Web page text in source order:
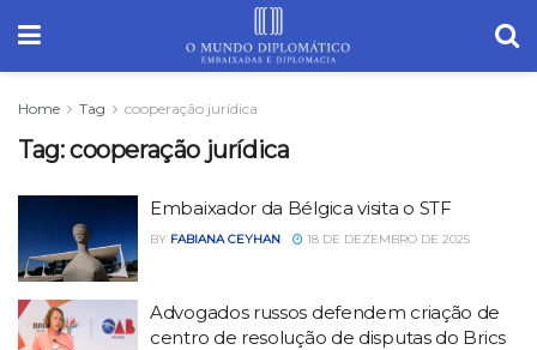
Home Tag cooperação jurídica
Tag:cooperação jurídica
Embaixador da Bélgica visita o STF
BY FABIANA CEYHAN 18 DE DEZEMBRO DE 2025
Advogados russos defendem criação de
centro de resolução de disputas do Brics